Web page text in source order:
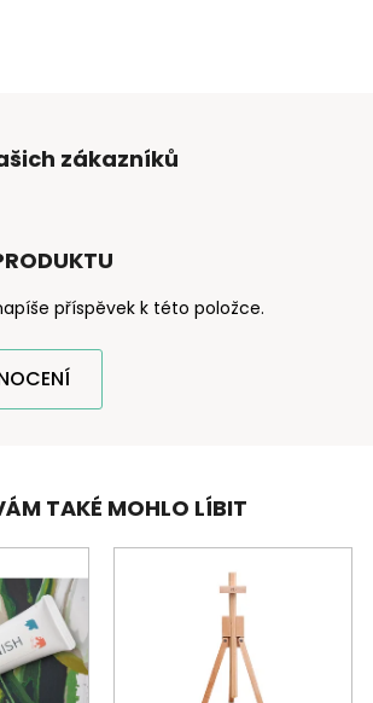
zákazníků
příspěvek k této položce.
TAKÉ MOHLO LÍBIT